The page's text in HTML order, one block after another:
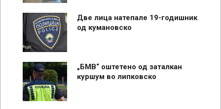
Две лица натепале 19-годишник
од кумановско
„БМВ“ оштетено од заталкан
куршум во липковско